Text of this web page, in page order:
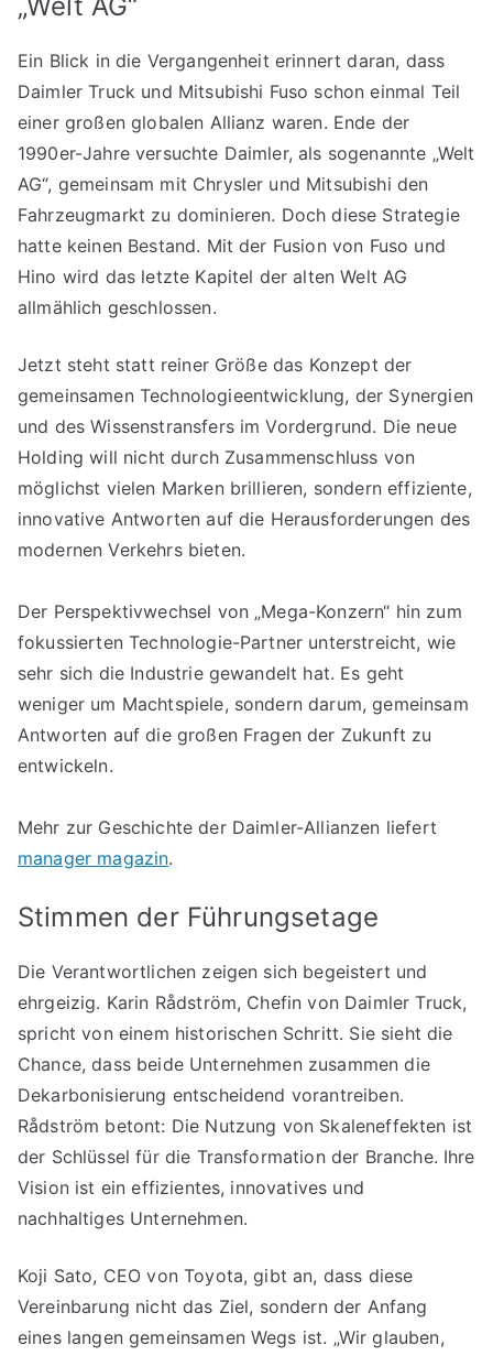
Ein Blick in die Vergangenheit erinnert daran, dass
Daimler Truck und Mitsubishi Fuso schon einmal Teil
einer großen globalen Allianz waren. Ende der
1990er-Jahre versuchte Daimler, als sogenannte „Welt
AG“, gemeinsam mit Chrysler und Mitsubishi den
Fahrzeugmarkt zu dominieren. Doch diese Strategie
hatte keinen Bestand. Mit der Fusion von Fuso und
Hino wird das letzte Kapitel der alten Welt AG
allmählich geschlossen.
Jetzt steht statt reiner Größe das Konzept der
gemeinsamen Technologieentwicklung, der Synergien
und des Wissenstransfers im Vordergrund. Die neue
Holding will nicht durch Zusammenschluss von
möglichst vielen Marken brillieren, sondern effiziente,
innovative Antworten auf die Herausforderungen des
modernen Verkehrs bieten.
Der Perspektivwechsel von „Mega-Konzern“ hin zum
fokussierten Technologie-Partner unterstreicht, wie
sehr sich die Industrie gewandelt hat. Es geht
weniger um Machtspiele, sondern darum, gemeinsam
Antworten auf die großen Fragen der Zukunft zu
entwickeln.
Mehr zur Geschichte der Daimler-Allianzen liefert
manager magazin.
Stimmen der Führungsetage
Die Verantwortlichen zeigen sich begeistert und
ehrgeizig. Karin Rådström, Chefin von Daimler Truck,
spricht von einem historischen Schritt. Sie sieht die
Chance, dass beide Unternehmen zusammen die
Dekarbonisierung entscheidend vorantreiben.
Rådström betont: Die Nutzung von Skaleneffekten ist
der Schlüssel für die Transformation der Branche. Ihre
Vision ist ein effizientes, innovatives und
nachhaltiges Unternehmen.
Koji Sato, CEO von Toyota, gibt an, dass diese
Vereinbarung nicht das Ziel, sondern der Anfang
eines langen gemeinsamen Wegs ist. „Wir glauben,